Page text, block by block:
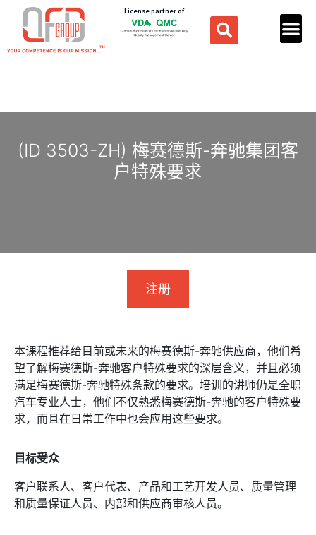
License partner of
(ID 3503-ZH) 梅赛德斯-奔驰集团客
户特殊要求
注册
本课程推荐给目前或未来的梅赛德斯-奔驰供应商，他们希
望了解梅赛德斯-奔驰客户特殊要求的深层含义，并且必须
满足梅赛德斯-奔驰特殊条款的要求。培训的讲师仍是全职
汽车专业人士，他们不仅熟悉梅赛德斯-奔驰的客户特殊要
求，而且在日常工作中也会应用这些要求。
目标受众
客户联系人、客户代表、产品和工艺开发人员、质量管理
和质量保证人员、内部和供应商审核人员。